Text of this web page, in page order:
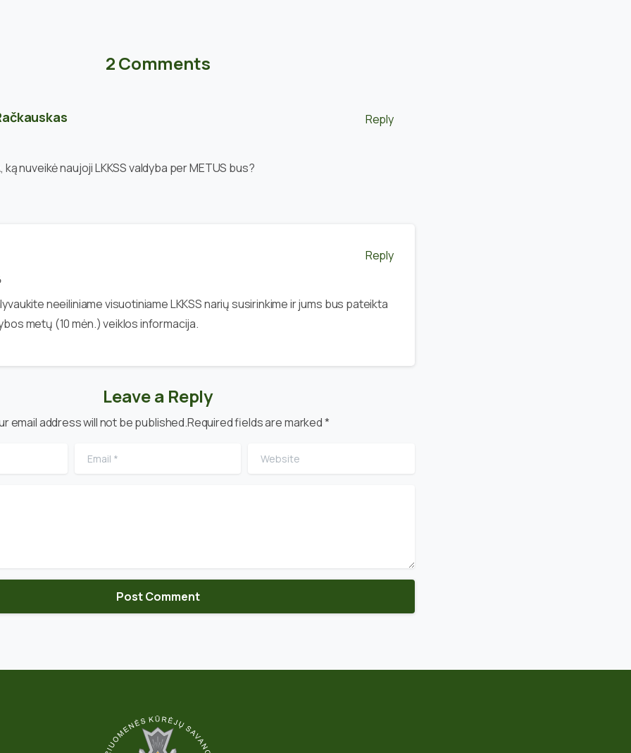
2 Comments
Reply
ką nuveikė naujoji LKKSS valdyba per METUS bus?
Reply
neeiliniame visuotiniame LKKSS narių susirinkime ir jums bus pateikta
metų (10 mėn.) veiklos informacija.
Leave a Reply
email address will not be published.Required fields are marked *
Email Website